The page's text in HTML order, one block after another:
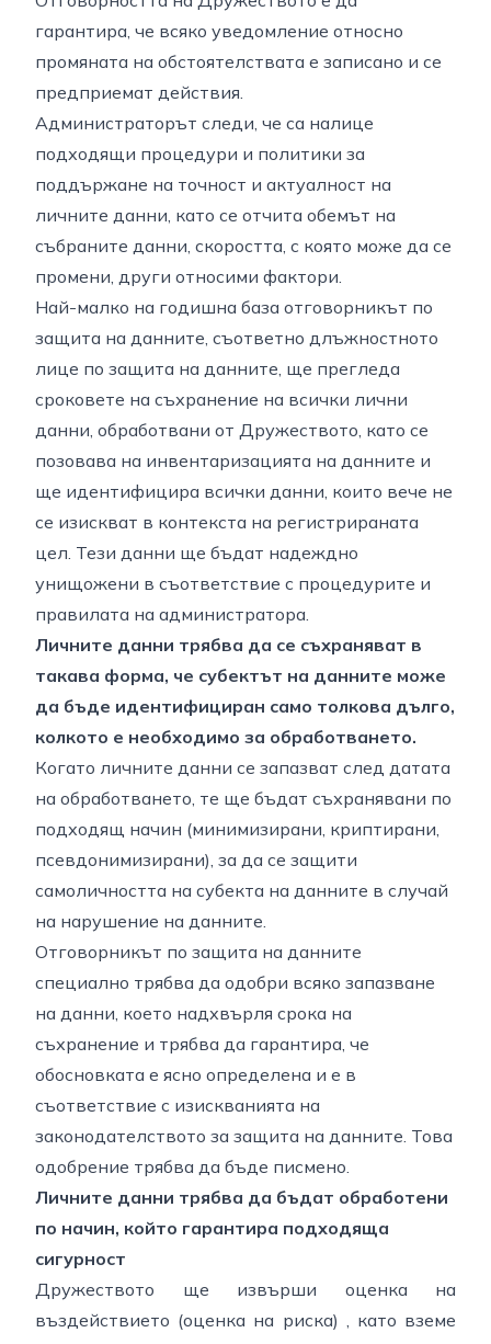
гарантира, че всяко уведомление относно
промяната на обстоятелствата е записано и се
предприемат действия.
Администраторът следи, че са налице
подходящи процедури и политики за
поддържане на точност и актуалност на
личните данни, като се отчита обемът на
събраните данни, скоростта, с която може да се
промени, други относими фактори.
Най-малко на годишна база отговорникът по
защита на данните, съответно длъжностното
лице по защита на данните, ще прегледа
сроковете на съхранение на всички лични
данни, обработвани от Дружеството, като се
позовава на инвентаризацията на данните и
ще идентифицира всички данни, които вече не
се изискват в контекста на регистрираната
цел. Тези данни ще бъдат надеждно
унищожени в съответствие с процедурите и
правилата на администратора.
Личните данни трябва да се съхраняват в
такава форма, че субектът на данните може
да бъде идентифициран само толкова дълго,
колкото е необходимо за обработването.
Когато личните данни се запазват след датата
на обработването, те ще бъдат съхранявани по
подходящ начин (минимизирани, криптирани,
псевдонимизирани), за да се защити
самоличността на субекта на данните в случай
на нарушение на данните.
Отговорникът по защита на данните
специално трябва да одобри всяко запазване
на данни, което надхвърля срока на
съхранение и трябва да гарантира, че
обосновката е ясно определена и е в
съответствие с изискванията на
законодателството за защита на данните. Това
одобрение трябва да бъде писмено.
Личните данни трябва да бъдат обработени
по начин, който гарантира подходяща
сигурност
Дружеството ще извърши оценка на
въздействието (оценка на риска) , като вземе